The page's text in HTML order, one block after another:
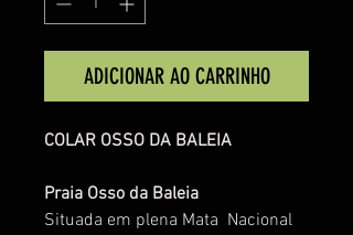
ADICIONAR AO CARRINHO
COLAR OSSO DA BALEIA
Praia Osso da Baleia
Situada em plena Mata Nacional